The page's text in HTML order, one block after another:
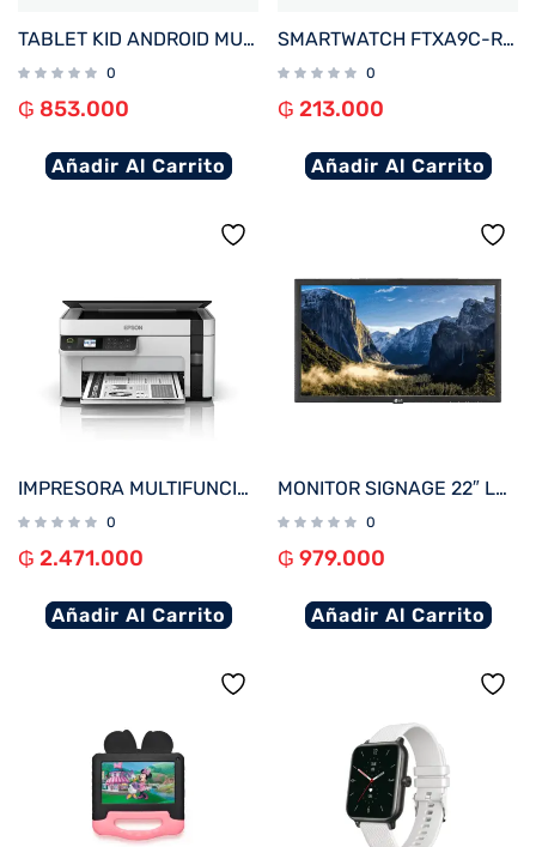
TABLET KID ANDROID MULTILASER NB624 QC/64GB/4G/7″/ROSA PRINCESAS DISNEY
0
₲ 853.000
Añadir Al Carrito
SMARTWATCH FTXA9C-RR 46MM ROJO ANDROID/IOS/BT/FREC. CARD
0
₲ 213.000
Añadir Al Carrito
IMPRESORA MULTIFUNCIONAL EPSON M2120 ECOTANK IMP/COP/SCA/WIFI/USB/BIVOLT
0
₲ 2.471.000
Añadir Al Carrito
MONITOR SIGNAGE 22″ LG 22SM3B FHD/USB/HDMI
0
₲ 979.000
Añadir Al Carrito